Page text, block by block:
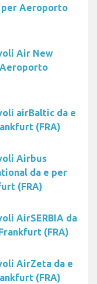
per Aeroporto
Air New
airBaltic da e
(FRA)
Airbus
da e per
(FRA)
AirSERBIA da
(FRA)
AirZeta da e
(FRA)